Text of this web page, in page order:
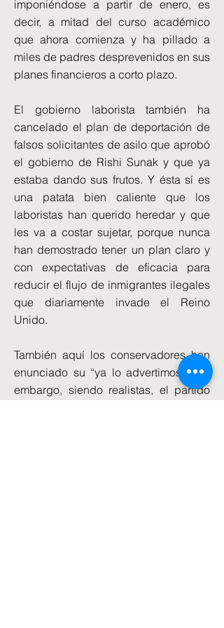
imponiéndose a partir de enero, es
decir, a mitad del curso académico
que ahora comienza y ha pillado a
miles de padres desprevenidos en sus
planes financieros a corto plazo.
El gobierno laborista también ha
cancelado el plan de deportación de
falsos solicitantes de asilo que aprobó
el gobierno de Rishi Sunak y que ya
estaba dando sus frutos. Y ésta sí es
una patata bien caliente que los
laboristas han querido heredar y que
les va a costar sujetar, porque nunca
han demostrado tener un plan claro y
con expectativas de eficacia para
reducir el flujo de inmigrantes ilegales
que diariamente invade el Reino
Unido.
También aquí los conservadores han
enunciado su “ya lo advertimos”. Sin
embargo, siendo realistas, el partido